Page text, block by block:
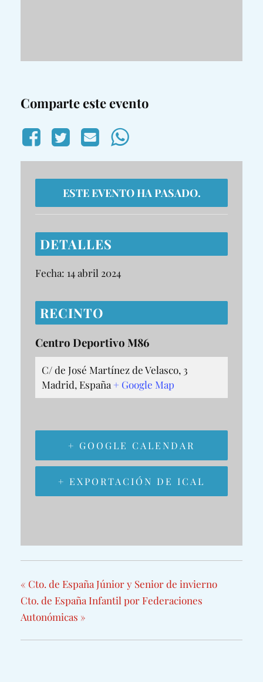
Comparte este evento
ESTE EVENTO HA PASADO.
DETALLES
Fecha: 14 abril 2024
RECINTO
Centro Deportivo M86
C/ de José Martínez de Velasco, 3
Madrid, España + Google Map
+ GOOGLE CALENDAR
+ EXPORTACIÓN DE ICAL
« Cto. de España Júnior y Senior de invierno
Cto. de España Infantil por Federaciones
Autonómicas »